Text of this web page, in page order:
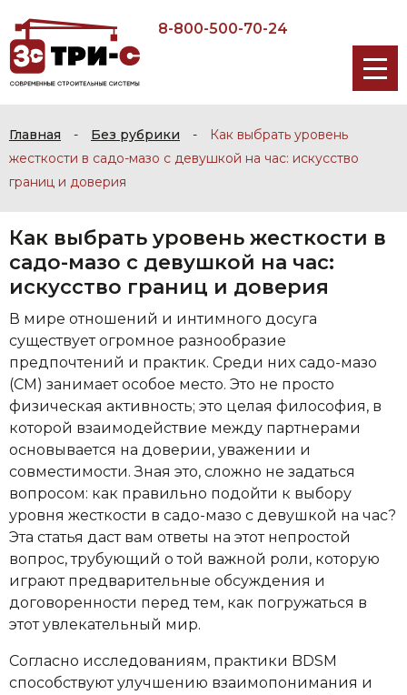
8-800-500-70-24
Главная - Без рубрики -
Как выбрать уровень
жесткости в садо-мазо с девушкой на час: искусство
границ и доверия
Как выбрать уровень жесткости в
садо-мазо с девушкой на час:
искусство границ и доверия
В мире отношений и интимного досуга
существует огромное разнообразие
предпочтений и практик. Среди них садо-мазо
(СМ) занимает особое место. Это не просто
физическая активность; это целая философия, в
которой взаимодействие между партнерами
основывается на доверии, уважении и
совместимости. Зная это, сложно не задаться
вопросом: как правильно подойти к выбору
уровня жесткости в садо-мазо с девушкой на час?
Эта статья даст вам ответы на этот непростой
вопрос, трубующий о той важной роли, которую
играют предварительные обсуждения и
договоренности перед тем, как погружаться в
этот увлекательный мир.
Согласно исследованиям, практики BDSM
способствуют улучшению взаимопонимания и